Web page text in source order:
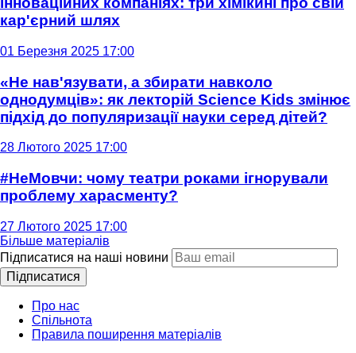
кар'єрний шлях
01 Березня 2025 17:00
«Не нав'язувати, а збирати навколо
однодумців»: як лекторій Science Kids змінює
підхід до популяризації науки серед дітей?
28 Лютого 2025 17:00
#НеМовчи: чому театри роками ігнорували
проблему харасменту?
27 Лютого 2025 17:00
Більше матеріалів
Підписатися на наші новини
Підписатися
Про нас
Спільнота
Правила поширення матеріалів